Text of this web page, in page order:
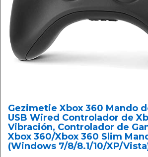
Gezimetie Xbox 360 Mando
USB Wired Controlador de
Vibración, Controlador de
Xbox 360/Xbox 360 Slim
(Windows 7/8/8.1/10/XP/